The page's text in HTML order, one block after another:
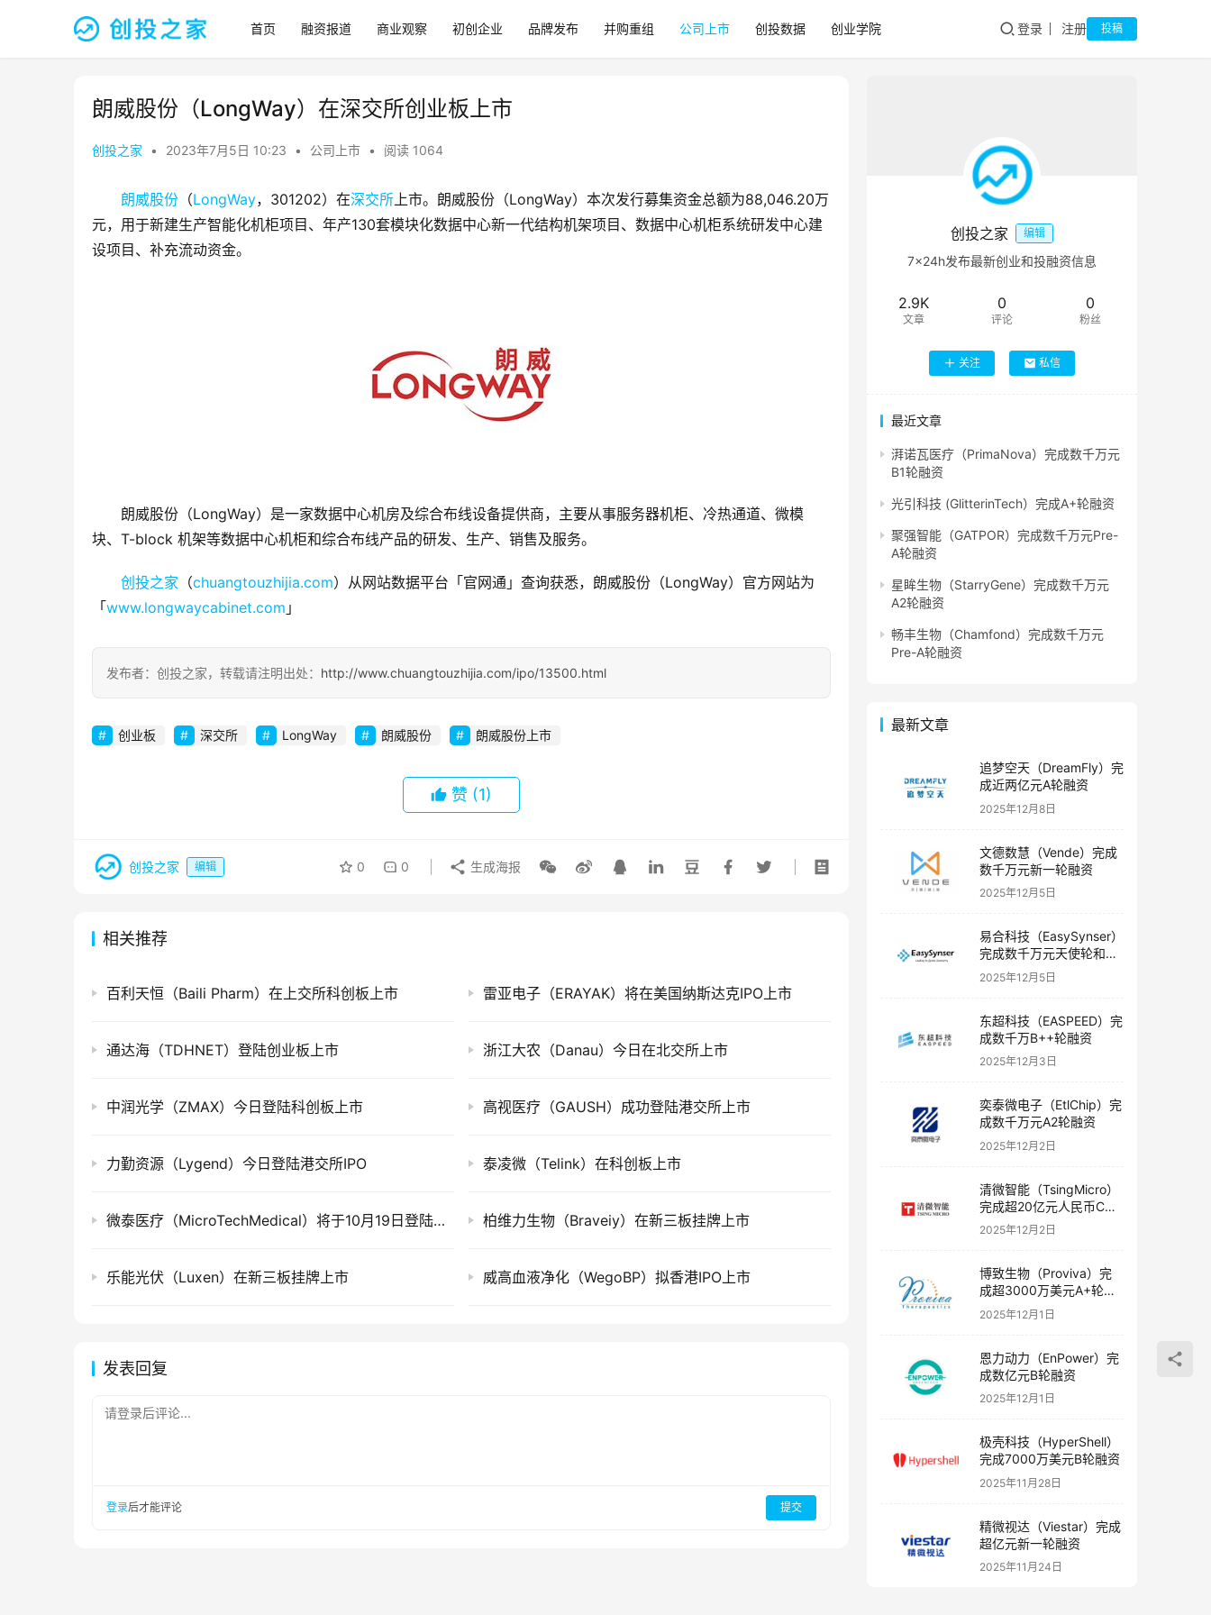
首页 融资报道 商业观察 初创企业 品牌发布 并购重组 公司上市 创投数据 创业学院 登录 注册 投稿
朗威股份（LongWay）在深交所创业板上市
创投之家 • 2023年7月5日 10:23 • 公司上市 • 阅读 1064
朗威股份 （LongWay，301202）在深交所上市。朗威股份（LongWay）本次发行募集资金总额为88,046.20万
元，用于新建生产智能化机柜项目、年产130套模块化数据中心新一代结构机架项目、数据中心机柜系统研发中心建
设项目、补充流动资金。
朗威股份（LongWay）是一家数据中心机房及综合布线设备提供商，主要从事服务器机柜、冷热通道、微模
块、T-block 机架等数据中心机柜和综合布线产品的研发、生产、销售及服务。
创投之家 （chuangtouzhijia.com）从网站数据平台「官网通」查询获悉，朗威股份（LongWay）官方网站为
「www.longwaycabinet.com 」
发布者：创投之家，转载请注明出处： http://www.chuangtouzhijia.com/ipo/13500.html
创业板 深交所 LongWay 朗威股份 朗威股份上市
赞 (1)
创投之家 编辑 0 0 生成海报
相关推荐
百利天恒（Baili Pharm）在上交所科创板上市 雷亚电子（ERAYAK）将在美国纳斯达克IPO上市
通达海（TDHNET）登陆创业板上市 浙江大农（Danau）今日在北交所上市
中润光学（ZMAX）今日登陆科创板上市 高视医疗（GAUSH）成功登陆港交所上市
力勤资源（Lygend）今日登陆港交所IPO 泰凌微（Telink）在科创板上市
微泰医疗（MicroTechMedical）将于10月19日登陆港交所 柏维力生物（Braveiy）在新三板挂牌上市
乐能光伏（Luxen）在新三板挂牌上市 威高血液净化（WegoBP）拟香港IPO上市
发表回复
请登录后评论...
登录后才能评论 提交
创投之家 编辑
7×24h发布最新创业和投融资信息
2.9K
文章
0
评论
0
粉丝
关注 私信
最近文章
湃诺瓦医疗（PrimaNova）完成数千万元
B1轮融资
光引科技 (GlitterinTech）完成A+轮融资
聚强智能（GATPOR）完成数千万元Pre-
A轮融资
星眸生物（StarryGene）完成数千万元
A2轮融资
畅丰生物（Chamfond）完成数千万元
Pre-A轮融资
最新文章
追梦空天（DreamFly）完
成近两亿元A轮融资
2025年12月8日
文德数慧（Vende）完成
数千万元新一轮融资
2025年12月5日
易合科技（EasySynser）
完成数千万元天使轮和天
使+轮融资
2025年12月5日
东超科技（EASPEED）完
成数千万B++轮融资
2025年12月3日
奕泰微电子（EtlChip）完
成数千万元A2轮融资
2025年12月2日
清微智能（TsingMicro）
完成超20亿元人民币C轮
融资
2025年12月2日
博致生物（Proviva）完
成超3000万美元A+轮融
资
2025年12月1日
恩力动力（EnPower）完
成数亿元B轮融资
2025年12月1日
极壳科技（HyperShell）
完成7000万美元B轮融资
2025年11月28日
精微视达（Viestar）完成
超亿元新一轮融资
2025年11月24日